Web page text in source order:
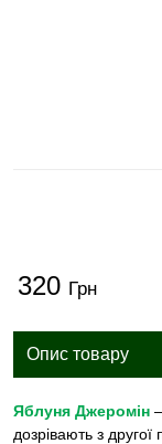
320 Грн
Опис товару
Яблуня Джеромін
дозрівають з